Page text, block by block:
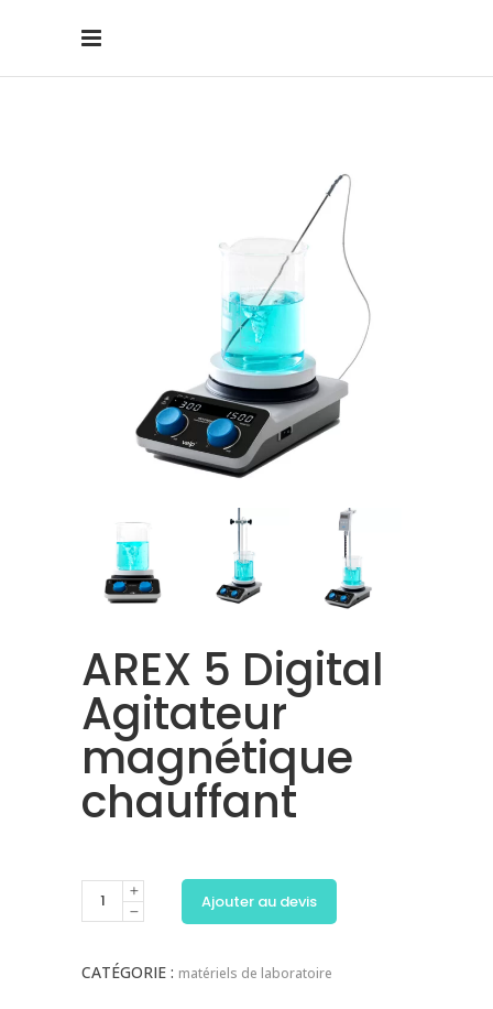
AREX 5 Digital
Agitateur
magnétique
chauffant
Ajouter au devis
CATÉGORIE : matériels de laboratoire